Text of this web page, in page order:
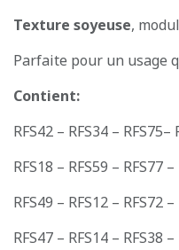
Texture soyeuse,
Parfaite pour un usage
Contient:
RFS42 – RFS34 – RFS75–
RFS18 – RFS59 – RFS77
RFS49 – RFS12 – RFS72
RFS47 – RFS14 – RFS38 –